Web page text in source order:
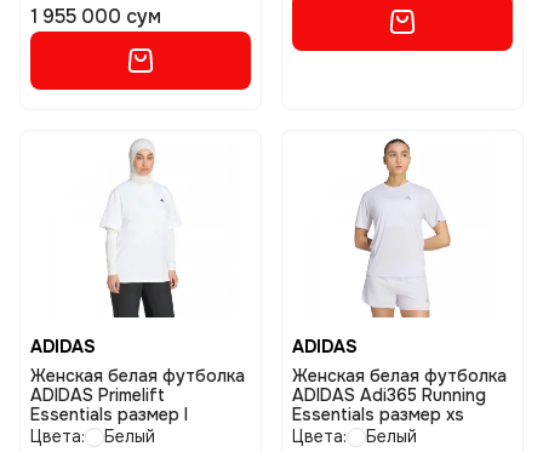
1 955 000 сум
ADIDAS
Женская белая футболка
ADIDAS Primelift
Essentials размер l
Цвета:
Белый
ADIDAS
Женская белая футболка
ADIDAS Adi365 Running
Essentials размер xs
Цвета:
Белый